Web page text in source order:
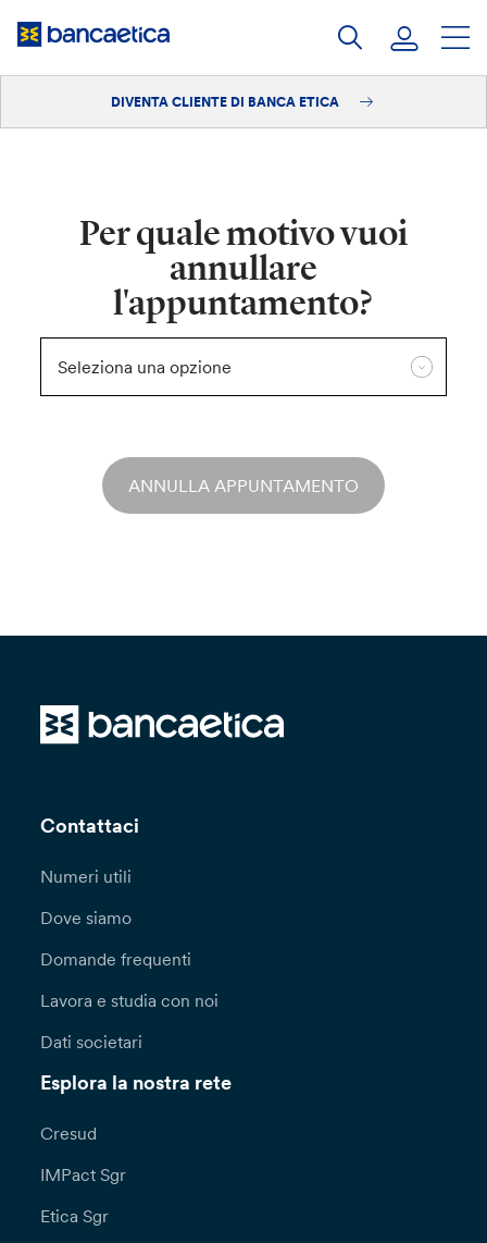
DIVENTA CLIENTE DI BANCA ETICA
Per quale motivo vuoi
annullare
l'appuntamento?
ANNULLA APPUNTAMENTO
Contattaci
Numeri utili
Dove siamo
Domande frequenti
Lavora e studia con noi
Dati societari
Esplora la nostra rete
Cresud
IMPact Sgr
Etica Sgr